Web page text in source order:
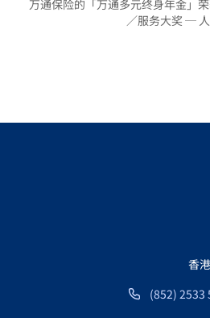
万通保险的「万通多元终身年金」
／服务大奖 ─
香
(852) 2533